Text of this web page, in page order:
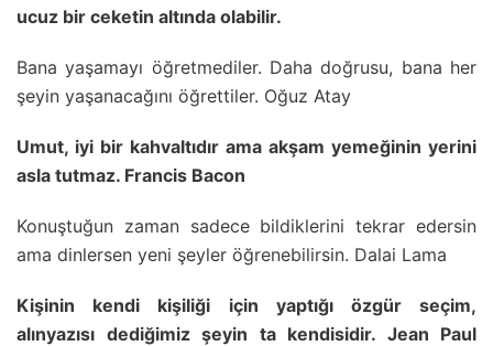
ucuz bir ceketin altında olabilir.
Bana yaşamayı öğretmediler. Daha doğrusu, bana her
şeyin yaşanacağını öğrettiler. Oğuz Atay
Umut, iyi bir kahvaltıdır ama akşam yemeğinin yerini
asla tutmaz. Francis Bacon
Konuştuğun zaman sadece bildiklerini tekrar edersin
ama dinlersen yeni şeyler öğrenebilirsin. Dalai Lama
Kişinin kendi kişiliği için yaptığı özgür seçim,
alınyazısı dediğimiz şeyin ta kendisidir. Jean Paul